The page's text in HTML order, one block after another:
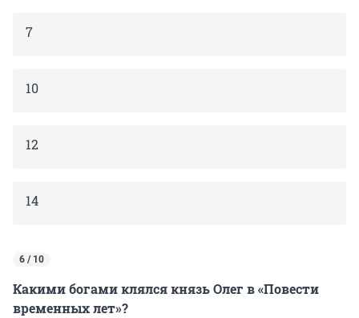
7
10
12
14
6 / 10
Какими богами клялся князь Олег в «Повести
временных лет»?